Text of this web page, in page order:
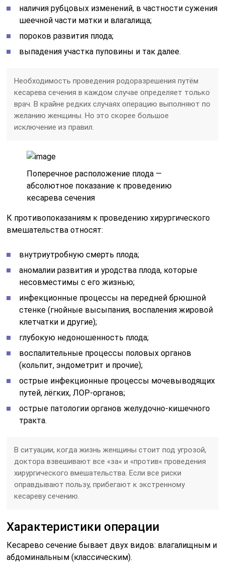
наличия рубцовых изменений, в частности сужения
шеечной части матки и влагалища;
пороков развития плода;
выпадения участка пуповины и так далее.
Необходимость проведения родоразрешения путём
кесарева сечения в каждом случае определяет только
врач. В крайне редких случаях операцию выполняют по
желанию женщины. Но это скорее большое
исключение из правил.
Поперечное расположение плода —
абсолютное показание к проведению
кесарева сечения
К противопоказаниям к проведению хирургического
вмешательства относят:
внутриутробную смерть плода;
аномалии развития и уродства плода, которые
несовместимы с его жизнью;
инфекционные процессы на передней брюшной
стенке (гнойные высыпания, воспаления жировой
клетчатки и другие);
глубокую недоношенность плода;
воспалительные процессы половых органов
(кольпит, эндометрит и прочие);
острые инфекционные процессы мочевыводящих
путей, лёгких, ЛОР-органов;
острые патологии органов желудочно-кишечного
тракта.
В ситуации, когда жизнь женщины стоит под угрозой,
доктора взвешивают все «за« и «против« проведения
хирургического вмешательства. Если все риски
оправдывают пользу, прибегают к экстренному
кесареву сечению.
Характеристики операции
Кесарево сечение бывает двух видов: влагалищным и
абдоминальным (классическим).